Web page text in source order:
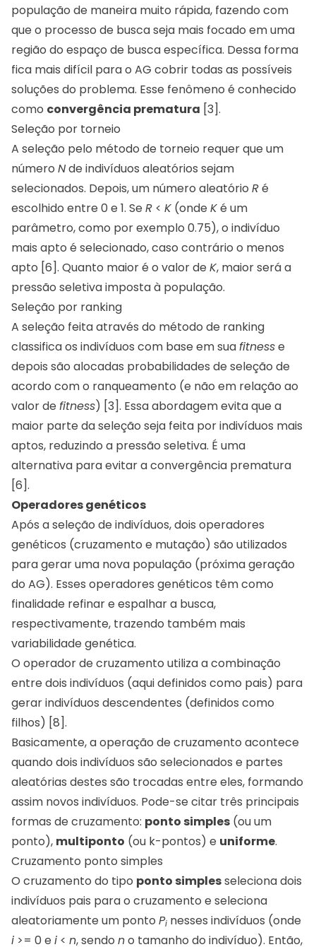
população de maneira muito rápida, fazendo com
que o processo de busca seja mais focado em uma
região do espaço de busca específica. Dessa forma
fica mais difícil para o AG cobrir todas as possíveis
soluções do problema. Esse fenômeno é conhecido
como convergência prematura [3].
Seleção por torneio
A seleção pelo método de torneio requer que um
número Nde indivíduos aleatórios sejam
selecionados. Depois, um número aleatório Ré
escolhido entre 0 e 1. Se R < K (onde Ké um
parâmetro, como por exemplo 0.75), o indivíduo
mais apto é selecionado, caso contrário o menos
apto [6]. Quanto maior é o valor de K, maior será a
pressão seletiva imposta à população.
Seleção por ranking
A seleção feita através do método de ranking
classifica os indivíduos com base em suafitnesse
depois são alocadas probabilidades de seleção de
acordo com o ranqueamento (e não em relação ao
valor de fitness) [3]. Essa abordagem evita que a
maior parte da seleção seja feita por indivíduos mais
aptos, reduzindo a pressão seletiva. É uma
alternativa para evitar a convergência prematura
[6].
Operadores genéticos
Após a seleção de indivíduos, dois operadores
genéticos (cruzamento e mutação) são utilizados
para gerar uma nova população (próxima geração
do AG). Esses operadores genéticos têm como
finalidade refinar e espalhar a busca,
respectivamente, trazendo também mais
variabilidade genética.
O operador de cruzamento utiliza a combinação
entre dois indivíduos (aqui definidos como pais) para
gerar indivíduos descendentes (definidos como
filhos) [8].
Basicamente, a operação de cruzamento acontece
quando dois indivíduos são selecionados e partes
aleatórias destes são trocadas entre eles, formando
assim novos indivíduos. Pode-se citar três principais
formas de cruzamento: ponto simples (ou um
ponto), multiponto (ou k-pontos) e uniforme.
Cruzamento ponto simples
O cruzamento do tipo ponto simplesseleciona dois
indivíduos pais para o cruzamento e seleciona
aleatoriamente um ponto Pi nesses indivíduos (onde
i >= 0 e i < n, sendo no tamanho do indivíduo). Então,